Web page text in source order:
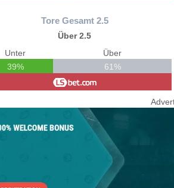
Tore Gesamt 2.5
Über 2.5
Unter
39%
Über
61%